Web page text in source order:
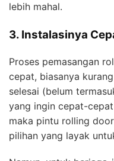
lebih mahal.
3. Instalasinya
Proses pemasangan
cepat, biasanya
selesai (belum
yang ingin cepat-
maka pintu rolling
pilihan yang layak